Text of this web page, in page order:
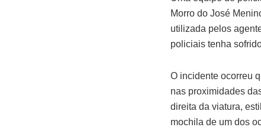
Morro do José
utilizada pelos
policiais tenha
O incidente ocorreu
nas proximidades
direita da viatura,
mochila de um dos